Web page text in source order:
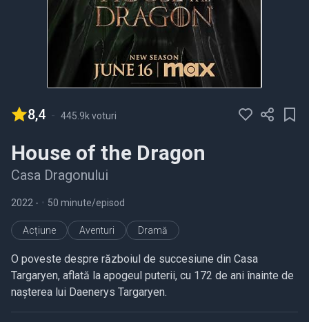
8,4 - 445.9k voturi
House of the Dragon
Casa Dragonului
2022 - • 50 minute/episod
Acțiune Aventuri Dramă
O poveste despre războiul de succesiune din Casa
Targaryen, aflată la apogeul puterii, cu 172 de ani înainte de
nașterea lui Daenerys Targaryen.